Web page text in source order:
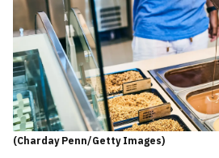
(Charday Penn/Getty Images)